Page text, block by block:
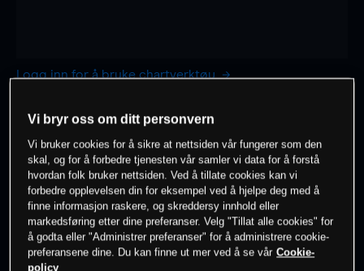
Logg inn for å bruke chartverktøy
1 time
7 dager
-
30 dager
-
Vi bryr oss om ditt personvern
Vi bruker cookies for å sikre at nettsiden vår fungerer som den
skal, og for å forbedre tjenesten vår samler vi data for å forstå
hvordan folk bruker nettsiden. Ved å tillate cookies kan vi
forbedre opplevelsen din for eksempel ved å hjelpe deg med å
finne informasjon raskere, og skreddersy innhold eller
markedsføring etter dine preferanser. Velg "Tillat alle cookies" for
å godta eller "Administrer preferanser" for å administrere cookie-
preferansene dine. Du kan finne ut mer ved å se vår Cookie-
policy